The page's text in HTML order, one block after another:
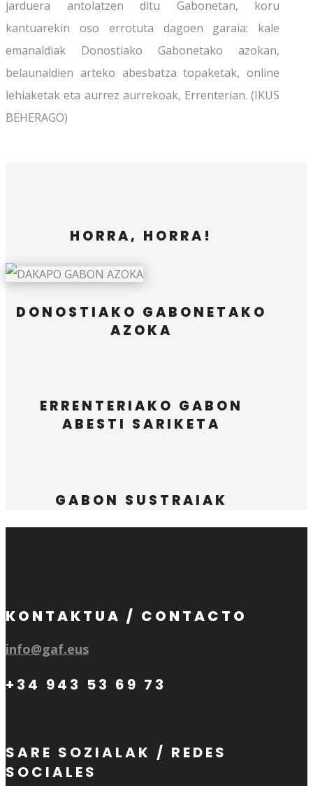
jarduera antolatzen ditu Gabonetan, koru
kantuarekin oso errotuta dagoen garaia: kale
emanaldiak Donostiako Gabonetako azokan,
belaunaldien arteko abesbatza topaketak, online
lehiaketak eta aurrez aurrekoak, Errenterian. (IKUS
BEHERAGO)
HORRA, HORRA!
DONOSTIAKO GABONETAKO
AZOKA
ERRENTERIAKO GABON
ABESTI SARIKETA
GABON SUSTRAIAK
KONTAKTUA / CONTACTO
info@gaf.eus
+34 943 53 69 73
SARE SOZIALAK / REDES
SOCIALES